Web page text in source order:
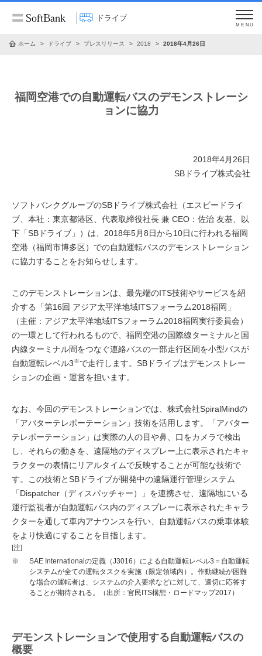
ドライブ
MENU
ホーム ドライブ プレスリリース 2018 2018年4月26日
福岡空港での自動運転バスのデモンストレーシ
ョンに協力
2018年4月26日
SBドライブ株式会社
ソフトバンクグループのSBドライブ株式会社（エスビードライ
ブ、本社：東京都港区、代表取締役社長 兼 CEO：佐治 友基、以
下「SBドライブ」）は、2018年5月8日から10日に行われる福岡
空港（福岡市博多区）での自動運転バスのデモンストレーション
に協力することをお知らせします。
このデモンストレーションは、最先端のITS技術やサービスを紹
介する「第16回 アジア太平洋地域ITSフォーラム2018福岡」
（主催：アジア太平洋地域ITSフォーラム2018福岡実行委員会）
の一環として行われるもので、福岡空港の国際線ターミナルと国
内線ターミナル間をつなぐ連絡バスの一部走行区間を小型バスが
自動運転レベル3※で走行します。SBドライブはデモンストレー
ションの企画・運営を担います。
なお、今回のデモンストレーションでは、株式会社SpiralMindの
「アバターテレポーテーション」技術を活用します。「アバター
テレポーテーション」は実際の人の目や鼻、口をカメラで検出
し、それらの動きを、遠隔地のディスプレー上に表示されたキャ
ラクターの表情にリアルタイムで反映することが可能な技術で
す。この技術とSBドライブが開発中の遠隔運行管理システム
「Dispatcher（ディスパッチャー）」を連携させ、遠隔地にいる
運行監視者が自動運転バス内のディスプレーに表示されたキャラ
クターを通して車内アナウンスを行い、自動運転バスの乗車体験
をより快適にすることを目指します。
[注]
※
SAE Internationalの定義（J3016）による自動運転レベル3＝自動運転
システムが全ての運転タスクを実施（限定領域内）。作動継続が困難
な場合の運転者は、システムの介入要求などに対して、適切に応答す
ることが期待される。（出所：官民ITS構想・ロードマップ2017）
デモンストレーションで使用する自動運転バスの
概要